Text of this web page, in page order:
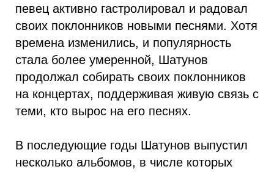
певец активно гастролировал и радовал
своих поклонников новыми песнями. Хотя
времена изменились, и популярность
стала более умеренной, Шатунов
продолжал собирать своих поклонников
на концертах, поддерживая живую связь с
теми, кто вырос на его песнях.
В последующие годы Шатунов выпустил
несколько альбомов, в числе которых